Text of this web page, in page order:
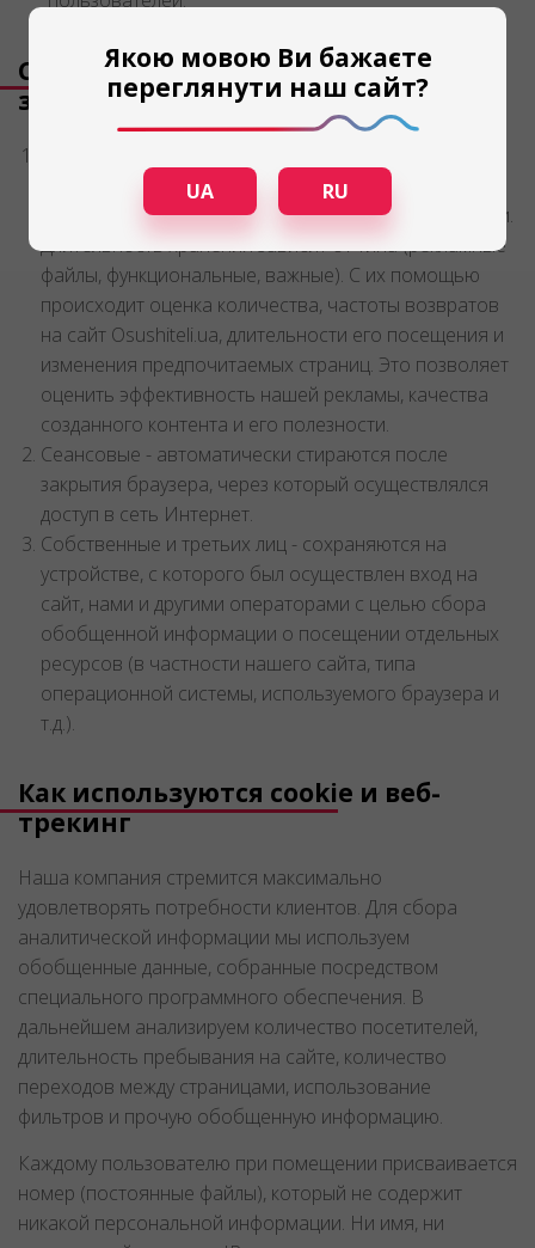
Срок хранения cookie, от чего он
зависит
сайта на устройстве, с которого был осуществлен
вход после закрытия браузера и отключения от сети.
Длительность хранения зависит от типа (рекламные
файлы, функциональные, важные). С их помощью
происходит оценка количества, частоты возвратов
на сайт Osushiteli.ua, длительности его посещения и
изменения предпочитаемых страниц. Это позволяет
оценить эффективность нашей рекламы, качества
созданного контента и его полезности.
Сеансовые - автоматически стираются после
закрытия браузера, через который осуществлялся
доступ в сеть Интернет.
Собственные и третьих лиц - сохраняются на
устройстве, с которого был осуществлен вход на
сайт, нами и другими операторами с целью сбора
обобщенной информации о посещении отдельных
ресурсов (в частности нашего сайта, типа
операционной системы, используемого браузера и
т.д.).
Как используются cookie и веб-
трекинг
Наша компания стремится максимально
удовлетворять потребности клиентов. Для сбора
аналитической информации мы используем
обобщенные данные, собранные посредством
специального программного обеспечения. В
дальнейшем анализируем количество посетителей,
длительность пребывания на сайте, количество
переходов между страницами, использование
фильтров и прочую обобщенную информацию.
Каждому пользователю при помещении присваивается
номер (постоянные файлы), который не содержит
никакой персональной информации. Ни имя, ни
Якою мовою Ви бажаєте
переглянути наш сайт?
UA RU